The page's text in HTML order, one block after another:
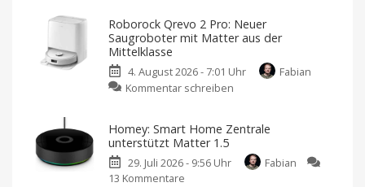
Roborock Qrevo 2 Pro: Neuer
Saugroboter mit Matter aus der
Mittelklasse
4. August 2026 - 7:01 Uhr
Fabian
Kommentar schreiben
2
Neuer
Homey: Smart Home Zentrale
unterstützt Matter 1.5
29. Juli 2026 - 9:56 Uhr
Fabian
13 Kommentare